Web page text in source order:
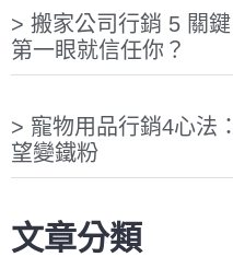
搬家公司行銷 5 關
第一眼就信任你？
寵物用品行銷4心法
望變鐵粉
文章分類